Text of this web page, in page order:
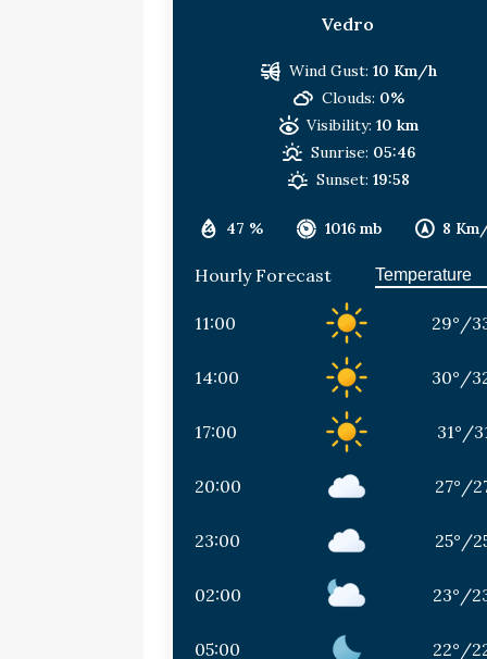
Vedro
47 % 1016 mb 8
Wind Gust: 10 Km/h
Clouds: 0%
Visibility: 10 km
Sunrise: 05:46
Sunset: 19:58
Hourly Forecast
11:00 29° /
14:00 30° /
17:00 31° /
20:00 27° /
23:00 25° /
02:00 23° /
05:00 22° /